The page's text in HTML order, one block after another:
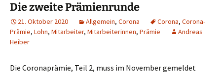
Die zweite Prämienrunde
21. Oktober 2020 Allgemein, Corona Corona, Corona-
Prämie, Lohn, Mitarbeiter, Mitarbeiterinnen, Prämie
Andreas
Heiber
Die Coronaprämie, Teil 2, muss im November gemeldet